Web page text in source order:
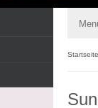
Startseite